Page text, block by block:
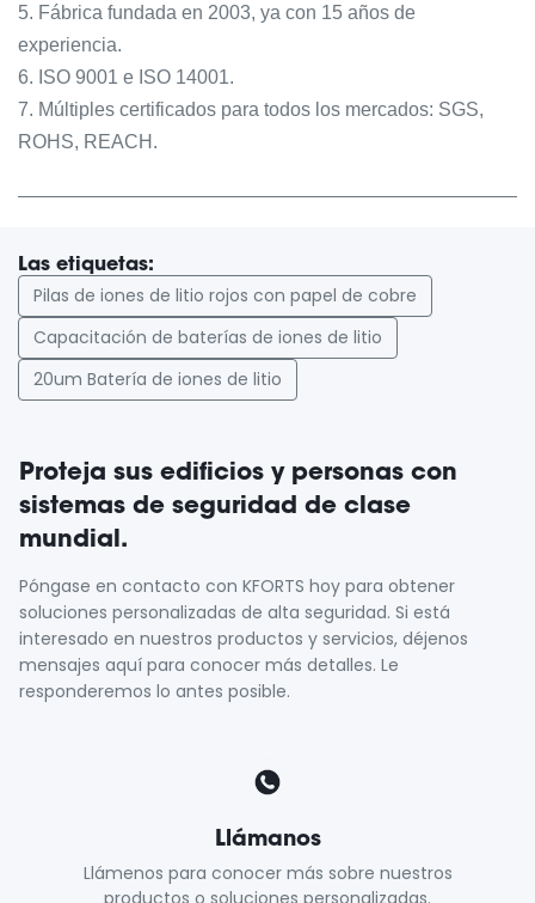
5. Fábrica fundada en 2003, ya con 15 años de
experiencia.
6. ISO 9001 e ISO 14001.
7. Múltiples certificados para todos los mercados: SGS,
ROHS, REACH.
Las etiquetas:
Pilas de iones de litio rojos con papel de cobre
Capacitación de baterías de iones de litio
20um Batería de iones de litio
Proteja sus edificios y personas con
sistemas de seguridad de clase
mundial.
Póngase en contacto con KFORTS hoy para obtener
soluciones personalizadas de alta seguridad. Si está
interesado en nuestros productos y servicios, déjenos
mensajes aquí para conocer más detalles. Le
responderemos lo antes posible.
Llámanos
Llámenos para conocer más sobre nuestros
productos o soluciones personalizadas.